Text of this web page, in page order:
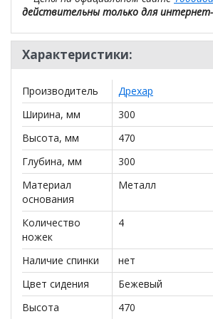
действительны только для
салонах сети!
Характеристики:
Производитель
Дрехар
Ширина, мм
300
Высота, мм
470
Глубина, мм
300
Материал
основания
Металл
Количество
ножек
4
Наличие спинки
нет
Цвет сидения
Бежевый
Высота
470